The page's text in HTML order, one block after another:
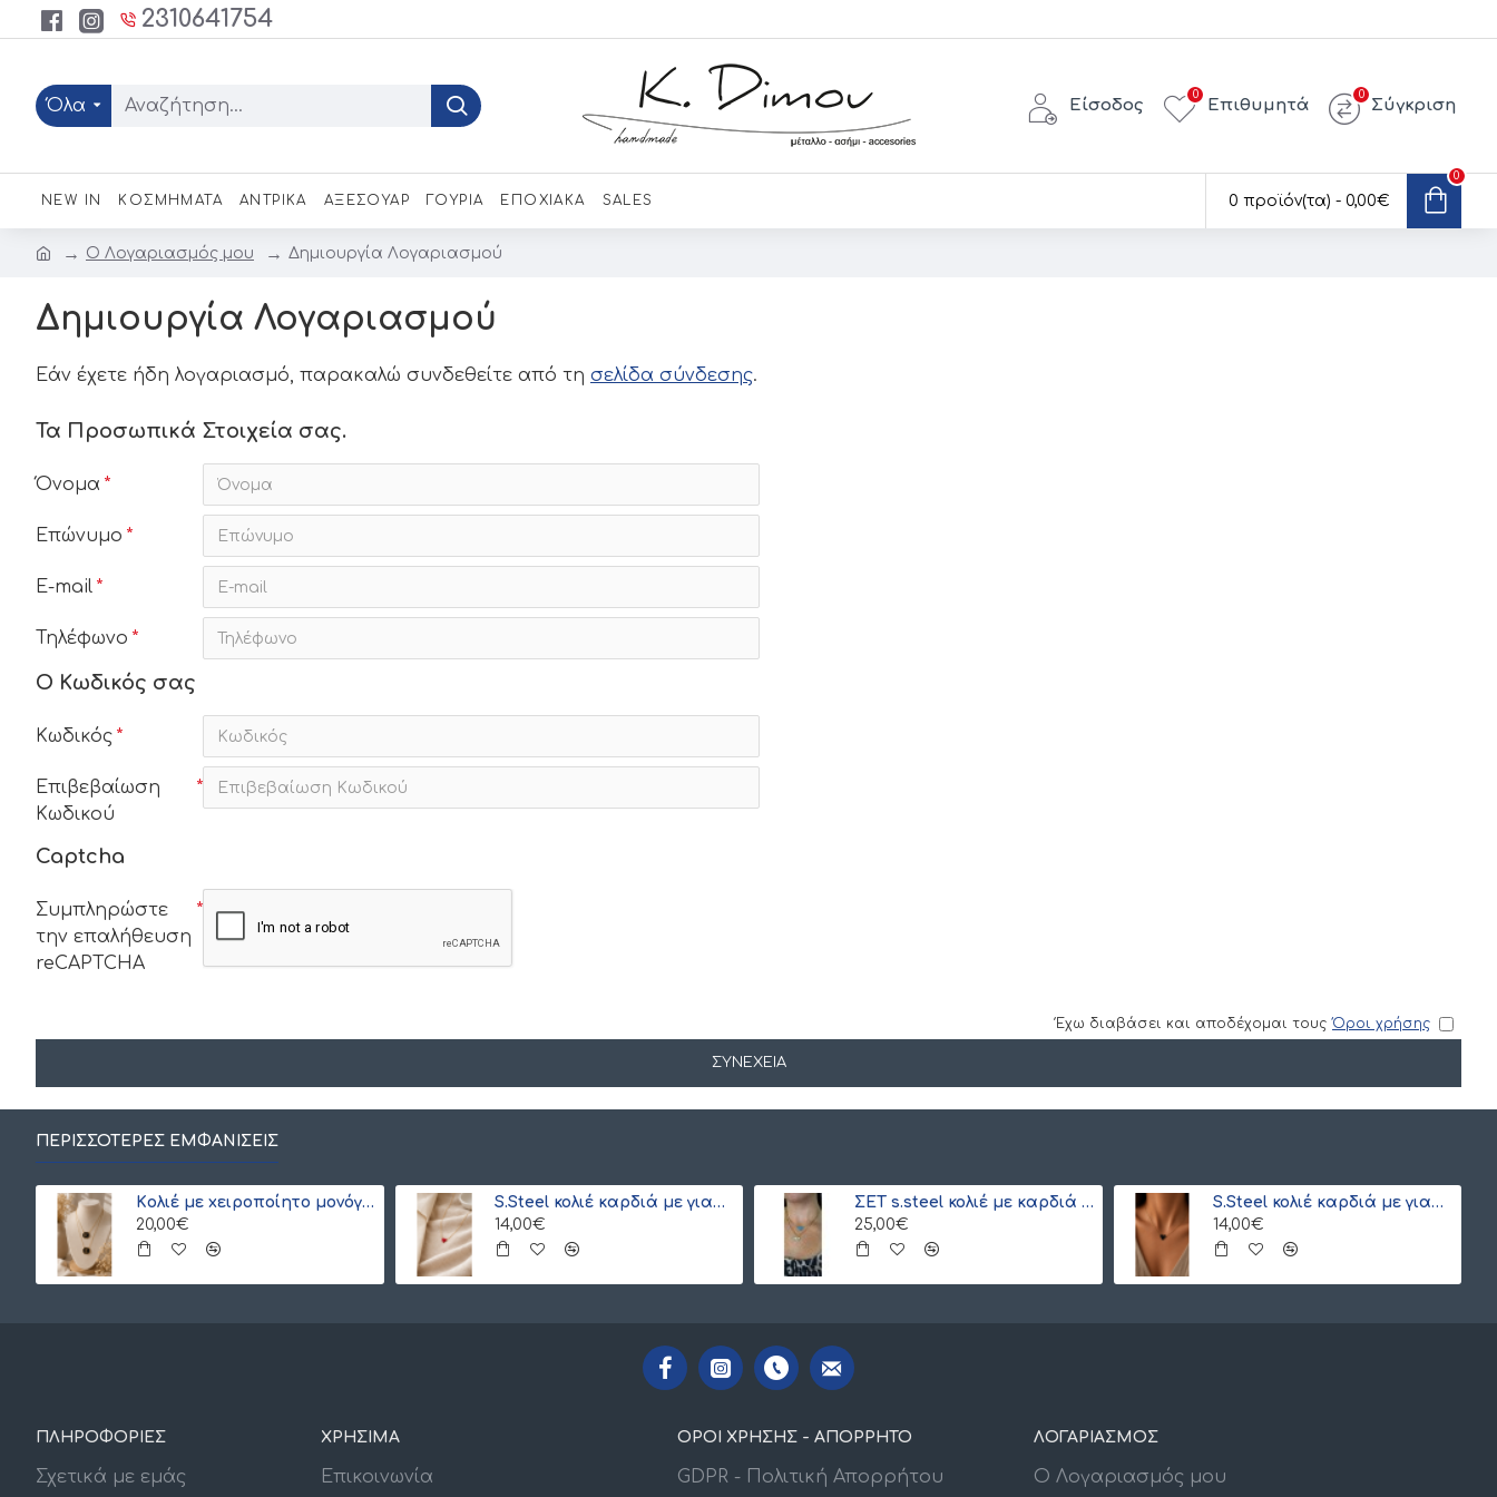
2310641754
Όλα Είσοδος Επιθυμητά
0
Σύγκριση
0
NEW IN ΚΟΣΜΗΜΑΤΑ ΑΝΤΡΙΚΑ ΑΞΕΣΟΥΑΡ ΓΟΥΡΙΑ ΕΠΟΧΙΑΚΑ SALES 0 προϊόν(τα) - 0,00€
0
O Λογαριασμός μου Δημιουργία Λογαριασμού
Δημιουργία Λογαριασμού
Εάν έχετε ήδη λογαριασμό, παρακαλώ συνδεθείτε από τη σελίδα σύνδεσης.
Τα Προσωπικά Στοιχεία σας.
Όνομα
Επώνυμο
E-mail
Τηλέφωνο
Ο Κωδικός σας
Κωδικός
Επιβεβαίωση
Κωδικού
Captcha
Συμπληρώστε
την επαλήθευση
reCAPTCHA
Έχω διαβάσει και αποδέχομαι τους Όροι χρήσης
ΣΥΝΈΧΕΙΑ
ΠΕΡΙΣΣΌΤΕΡΕΣ ΕΜΦΑΝΊΣΕΙΣ
Kολιέ με xειροποίητο μονόγραμμα από γιαπωνέζικες χάντρες Miyuki , χρυσό
20,00€
S.Steel κολιέ καρδιά με γιαπωνέζικες χάντρες Miyuki κόκκινο-χρυσό
14,00€
ΣΕΤ s.steel κολιέ με καρδιά και ματάκι Miyuki (ξεχωριστά) λευκό-γαλάζιο
25,00€
S.Steel κολιέ καρδιά με γιαπωνέζικες χάντρες Miyuki μαύρο-χρυσό
14,00€
ΠΛΗΡΟΦΟΡΙΕΣ
Σχετικά με εμάς
ΧΡΗΣΙΜΑ
Επικοινωνία
ΟΡΟΙ ΧΡΗΣΗΣ - ΑΠΟΡΡΗΤΟ
GDPR - Πολιτική Απορρήτου
ΛΟΓΑΡΙΑΣΜΟΣ
Ο Λογαριασμός μου